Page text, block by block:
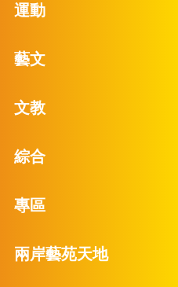
運動
藝文
文教
綜合
專區
兩岸藝苑天地